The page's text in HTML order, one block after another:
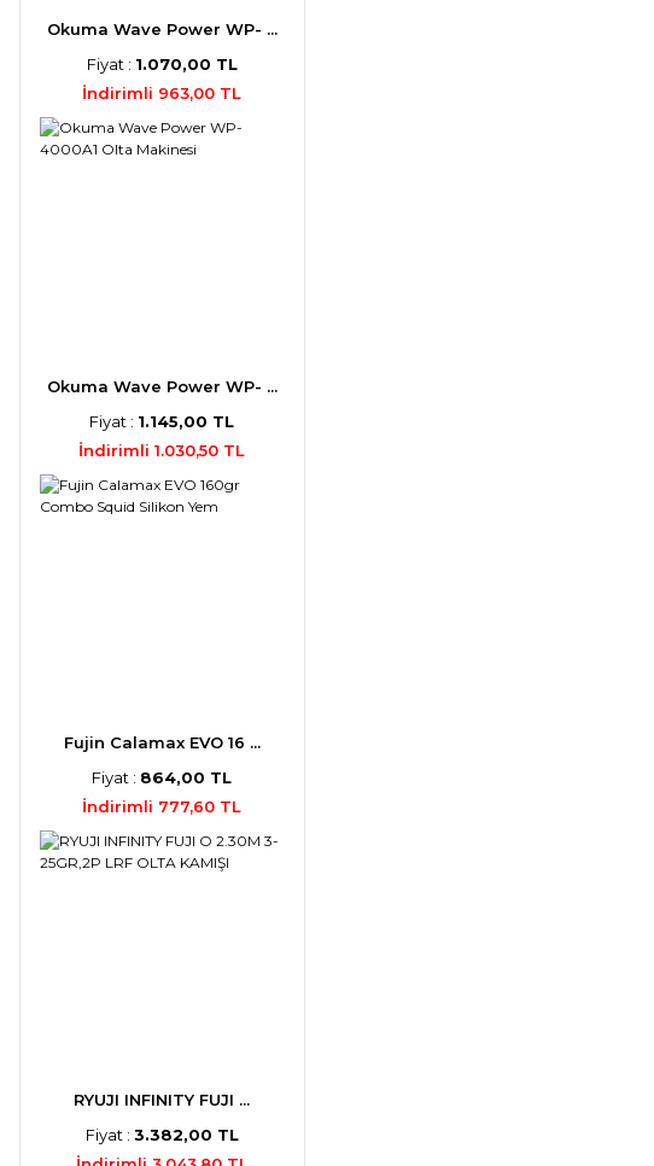
Okuma Wave Power WP- ...
Fiyat : 1.070,00 TL
İndirimli 963,00 TL
Okuma Wave Power WP- ...
Fiyat : 1.145,00 TL
İndirimli 1.030,50 TL
Fujin Calamax EVO 16 ...
Fiyat : 864,00 TL
İndirimli 777,60 TL
RYUJI INFINITY FUJI ...
Fiyat : 3.382,00 TL